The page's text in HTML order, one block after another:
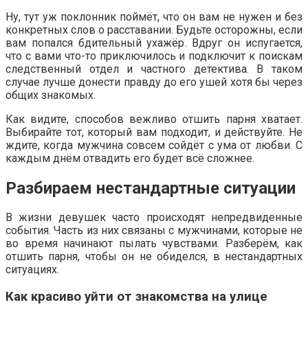
Ну, тут уж поклонник поймёт, что он вам не нужен и без
конкретных слов о расставании. Будьте осторожны, если
вам попался бдительный ухажёр. Вдруг он испугается,
что с вами что-то приключилось и подключит к поискам
следственный отдел и частного детектива. В таком
случае лучше донести правду до его ушей хотя бы через
общих знакомых.
Как видите, способов вежливо отшить парня хватает.
Выбирайте тот, который вам подходит, и действуйте. Не
ждите, когда мужчина совсем сойдёт с ума от любви. С
каждым днём отвадить его будет всё сложнее.
Разбираем нестандартные ситуации
В жизни девушек часто происходят непредвиденные
события. Часть из них связаны с мужчинами, которые не
во время начинают пылать чувствами. Разберём, как
отшить парня, чтобы он не обиделся, в нестандартных
ситуациях.
Как красиво уйти от знакомства на улице